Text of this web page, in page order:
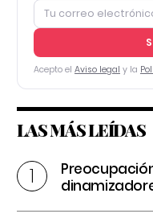
Acepto el Aviso legal y la
LAS MÁS LEÍDAS